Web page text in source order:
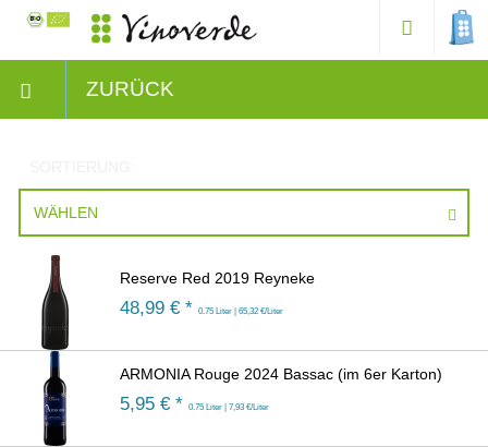
ZURÜCK
WÄHLEN
Reserve Red 2019 Reyneke
48,99 € * 0.75 Liter | 65,32 €/Liter
ARMONIA Rouge 2024 Bassac (im 6er Karton)
5,95 € * 0.75 Liter | 7,93 €/Liter